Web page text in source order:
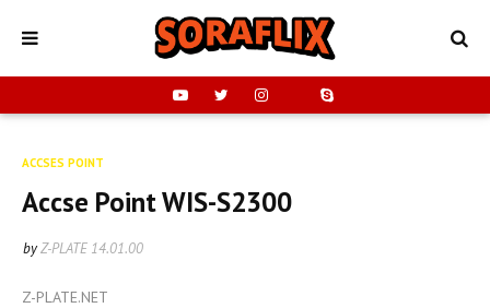
ACCSES POINT
Accse Point WIS-S2300
byZ-PLATE 14.01.00
Z-PLATE.NET